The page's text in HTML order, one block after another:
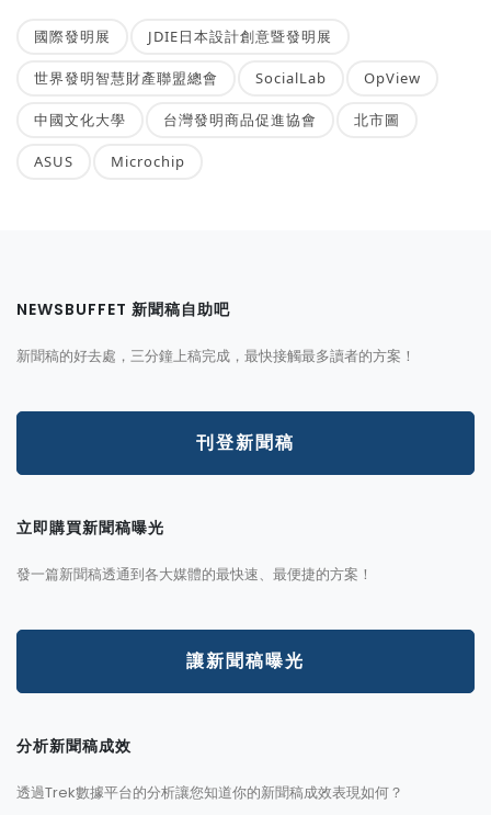
國際發明展 JDIE日本設計創意暨發明展
世界發明智慧財產聯盟總會 SocialLab OpView
中國文化大學 台灣發明商品促進協會 北市圖
ASUS Microchip
NEWSBUFFET 新聞稿自助吧
新聞稿的好去處，三分鐘上稿完成，最快接觸最多讀者的方案！
刊登新聞稿
立即購買新聞稿曝光
發一篇新聞稿透通到各大媒體的最快速、最便捷的方案！
讓新聞稿曝光
分析新聞稿成效
透過Trek數據平台的分析讓您知道你的新聞稿成效表現如何？